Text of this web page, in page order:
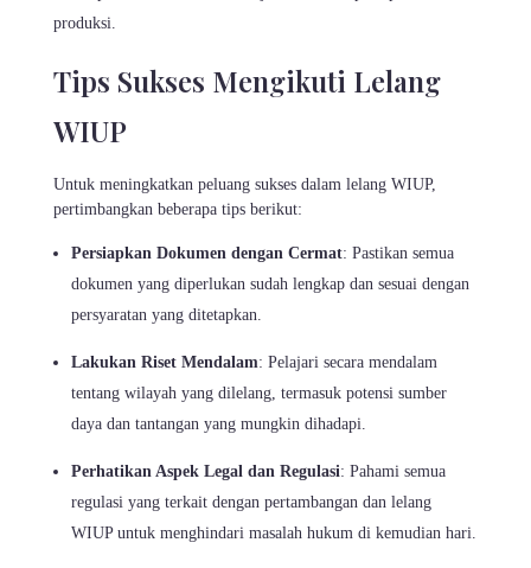
produksi.
Tips Sukses Mengikuti Lelang
WIUP
Untuk meningkatkan peluang sukses dalam lelang WIUP,
pertimbangkan beberapa tips berikut:
Persiapkan Dokumen dengan Cermat: Pastikan semua
dokumen yang diperlukan sudah lengkap dan sesuai dengan
persyaratan yang ditetapkan.
Lakukan Riset Mendalam: Pelajari secara mendalam
tentang wilayah yang dilelang, termasuk potensi sumber
daya dan tantangan yang mungkin dihadapi.
Perhatikan Aspek Legal dan Regulasi: Pahami semua
regulasi yang terkait dengan pertambangan dan lelang
WIUP untuk menghindari masalah hukum di kemudian hari.